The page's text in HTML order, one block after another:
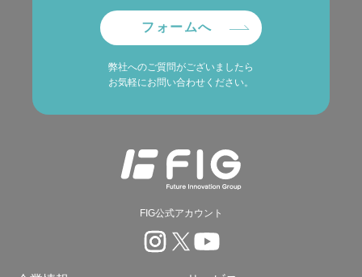
フォームへ
弊社へのご質問がございましたら
お気軽にお問い合わせください。
FIG公式アカウント